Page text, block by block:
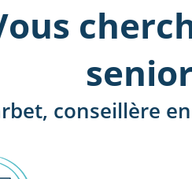
conseillère